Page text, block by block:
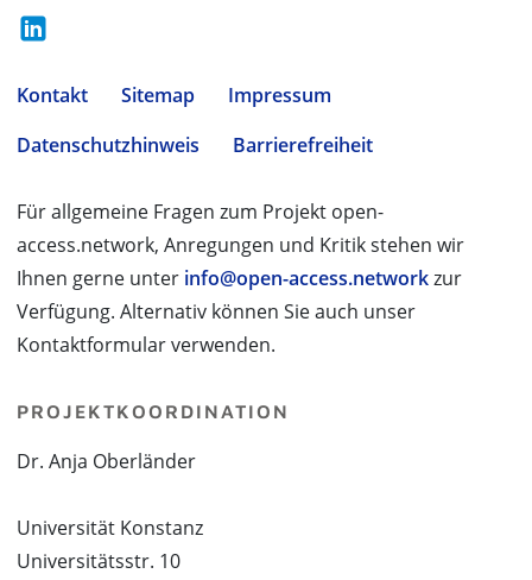
Kontakt Sitemap
Impressum
Datenschutzhinweis
Barrierefreiheit
Für allgemeine Fragen zum Projekt open-
access.network, Anregungen und Kritik stehen wir
Ihnen gerne unter info@open-access.networkzur
Verfügung. Alternativ können Sie auch unser
Kontaktformular verwenden.
PROJEKTKOORDINATION
Dr. Anja Oberländer
Universität Konstanz
Universitätsstr. 10